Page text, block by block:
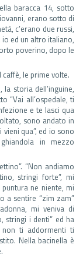
baracca 14, sotto
erano sotto di
c’erano due russi,
ed un altro italiano,
poverino, dopo le
le prime volte.
storia dell’inguine,
“Vai all’ospedale, ti
e te lasci qua
sono andato in
qua”, ed io sono
in mezzo
“Non andiamo
stringi forte”, mi
ne niente, mi
a sentire “zim zam”
mi veniva di
stringi i denti” ed ha
ti addormenti ti
Nella bacinella è